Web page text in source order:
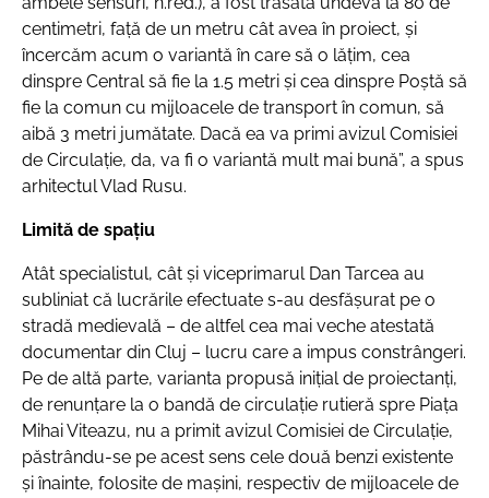
centimetri, față de un metru cât avea în proiect, și
încercăm acum o variantă în care să o lățim, cea
dinspre Central să fie la 1.5 metri și cea dinspre Poștă să
fie la comun cu mijloacele de transport în comun, să
aibă 3 metri jumătate. Dacă ea va primi avizul Comisiei
de Circulație, da, va fi o variantă mult mai bună”, a spus
arhitectul Vlad Rusu.
Limită de spațiu
Atât specialistul, cât și viceprimarul Dan Tarcea au
subliniat că lucrările efectuate s-au desfășurat pe o
stradă medievală – de altfel cea mai veche atestată
documentar din Cluj – lucru care a impus constrângeri.
Pe de altă parte, varianta propusă inițial de proiectanți,
de renunțare la o bandă de circulație rutieră spre Piața
Mihai Viteazu, nu a primit avizul Comisiei de Circulație,
păstrându-se pe acest sens cele două benzi existente
și înainte, folosite de mașini, respectiv de mijloacele de